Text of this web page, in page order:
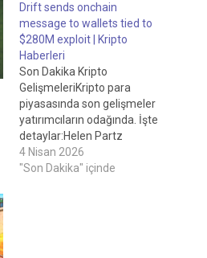
Drift sends onchain
message to wallets tied to
$280M exploit | Kripto
Haberleri
Son Dakika Kripto
GelişmeleriKripto para
piyasasında son gelişmeler
yatırımcıların odağında. İşte
detaylar:Helen Partz
tarafından yazıldı, Personel
Yazarı Bryan O'Shea
4 Nisan 2026
"Son Dakika" içinde